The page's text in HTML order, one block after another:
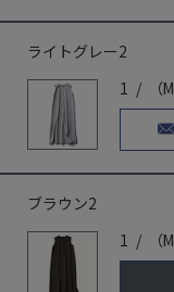
ライトグレー2
1
（
ブラウン2
1
（